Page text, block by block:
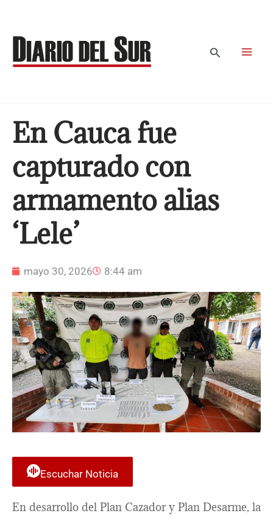
contenido
Buscar
En Cauca fue
capturado con
armamento alias
‘Lele’
mayo 30, 2026 8:44 am
Escuchar Noticia
En desarrollo del Plan Cazador y Plan Desarme, la